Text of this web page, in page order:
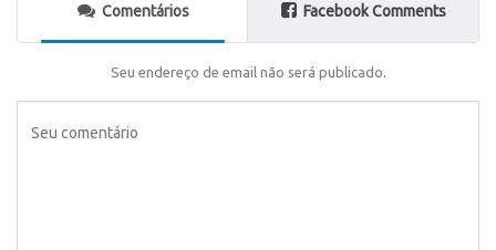
Comentários Facebook Comments
Seu endereço de email não será publicado.